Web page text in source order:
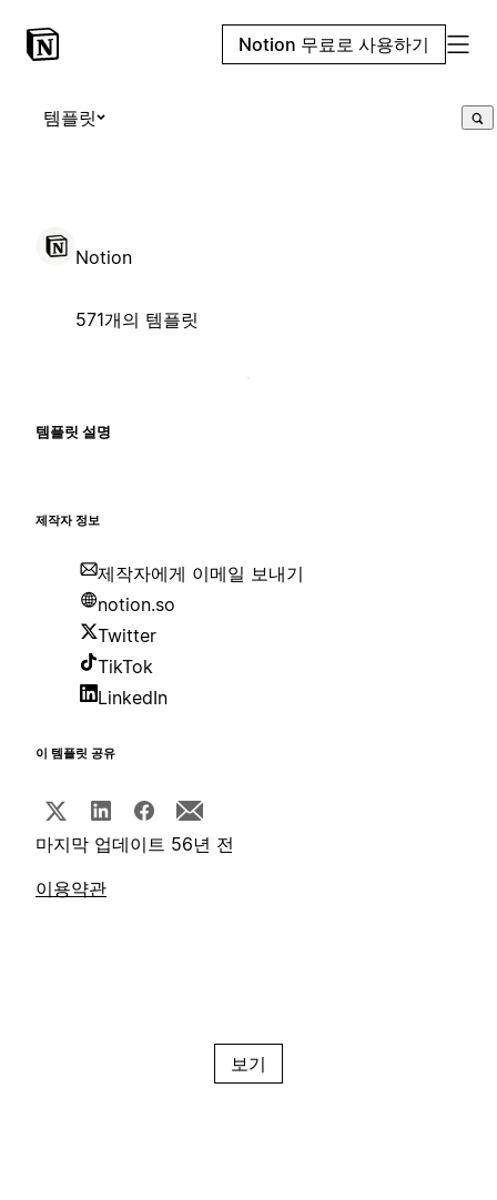
Notion 무료로 사용하기
템플릿
Notion
571개의 템플릿
템플릿 설명
제작자 정보
제작자에게 이메일 보내기
notion.so
Twitter
TikTok
LinkedIn
이 템플릿 공유
마지막 업데이트 56년 전
이용약관
보기